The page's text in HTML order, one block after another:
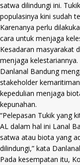
satwa dilindungi ini.
populasinya kini sudah
Karenanya perlu
cara untuk menjaga
Kesadaran masyarakat
menjaga kelestariannya.
Danlanal Bandung
stakeholder
kepedulian menjaga
kepunahan.
“Pelepasan Tukik yang
AL dalam hal ini Lanal
satwa atau biota yang
dilindungi,” kata
Pada kesempatan itu,